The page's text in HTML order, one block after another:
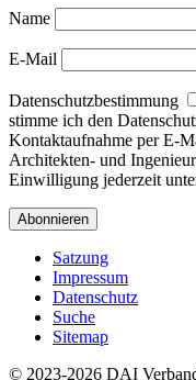
Name
E-Mail
Datenschutzbestimmung
stimme ich den
Kontaktaufnahme per E-
Architekten- und
Einwilligung jederzeit
Satzung
Impressum
Datenschutz
Suche
Sitemap
© 2023-2026 DAI